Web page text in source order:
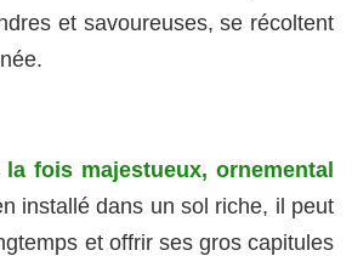
et savoureuses, se récoltent
la fois majestueux, ornemental
installé dans un sol riche, il peut
et offrir ses gros capitules